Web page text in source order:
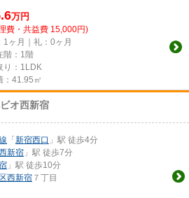
万円
費・共益費 15,000円)
1ヶ月｜礼：0ヶ月
階：1階
り：1LDK
：41.95㎡
オ西新宿
「 新宿西口 」駅 徒歩4分
新宿 」駅 徒歩7分
」駅 徒歩10分
西新宿 ７丁目